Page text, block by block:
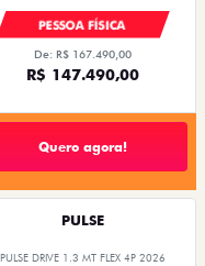
PESSOA FÍSICA
De: R$ 167.490,00
R$ 147.490,00
Quero agora!
PULSE
PULSE DRIVE 1.3 MT FLEX 4P 2026